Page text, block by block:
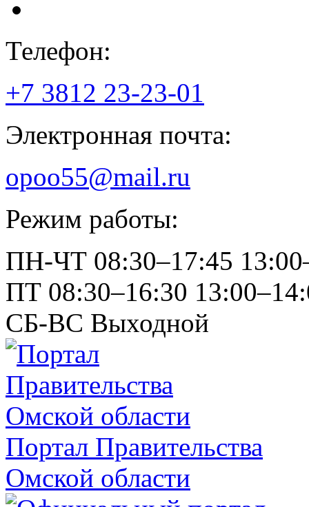
Телефон:
+7 3812 23-23-01
Электронная почта:
opoo55@mail.ru
Режим работы:
ПН-ЧТ 08:30–17:45
ПТ 08:30–16:30
СБ-ВС Выходной
Портал Правительства
Омской области